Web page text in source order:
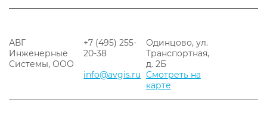
АВГ
Инженерные
Системы, ООО
+7 (495) 255-
20-38
info@avgis.ru
Одинцово, ул.
Транспортная,
д. 2Б
Смотреть на
карте